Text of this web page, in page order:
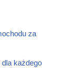
za
każdego